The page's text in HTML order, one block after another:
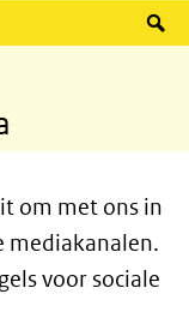
om met ons in
mediakanalen.
voor sociale